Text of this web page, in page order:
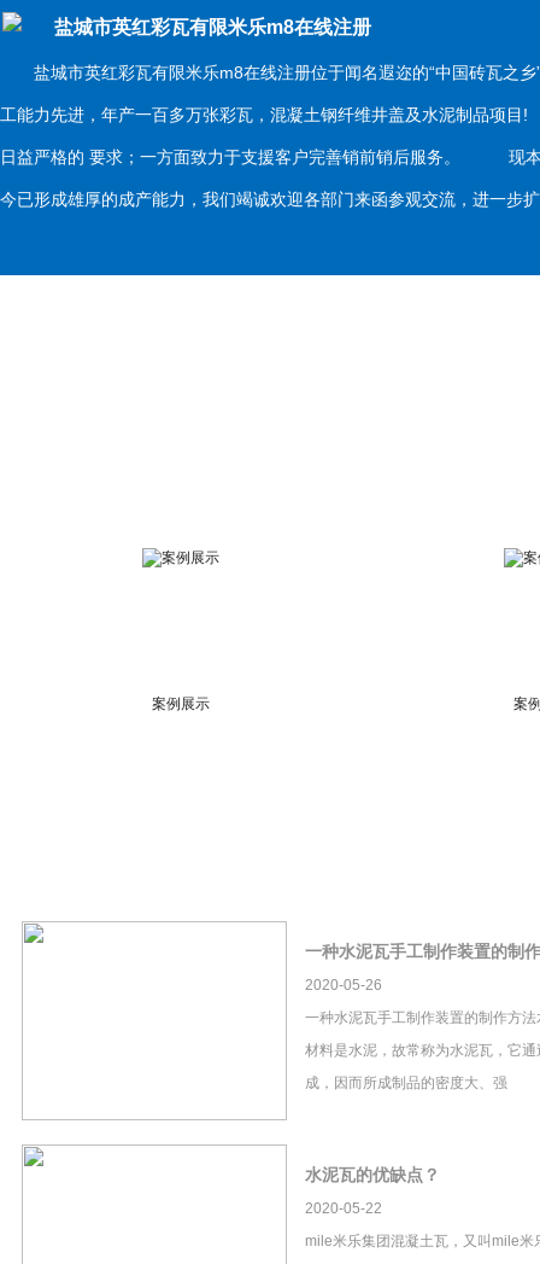
盐城市英红彩瓦有限米乐m8在线注册
盐城市英红彩瓦有限米乐m8在线注册位于闻名遐迩的“中国砖瓦之乡
工能力先进，年产一百多万张彩瓦，混凝土钢纤维井盖及水泥制品项
日益严格的 要求；一方面致力于支援客户完善销前销后服务。 现本
今已形成雄厚的成产能力，我们竭诚欢迎各部门来函参观交流，进一
案例展示 案
一种水泥瓦手工制作装置的制
2020-05-26
一种水泥瓦手工制作装置的制作方
材料是水泥，故常称为水泥瓦，它
成，因而所成制品的密度大、强
水泥瓦的优缺点？
2020-05-22
mile米乐集团混凝土瓦，又叫mile米